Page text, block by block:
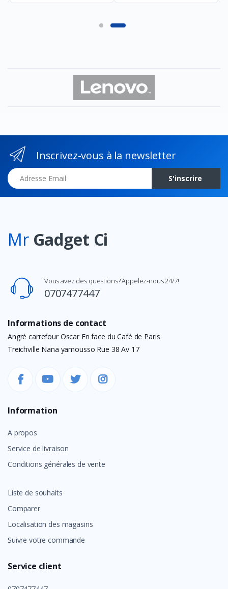
Inscrivez-vous à la newsletter
Adresse Email
S'inscrire
Mr Gadget Ci
Vous avez des questions? Appelez-nous 24/7!
0707477447
Informations de contact
Angré carrefour Oscar En face du Café de Paris
Treichville Nana yamousso Rue 38 Av 17
Information
A propos
Service de livraison
Conditions générales de vente
Liste de souhaits
Comparer
Localisation des magasins
Suivre votre commande
Service client